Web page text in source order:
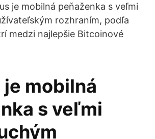
je mobilná peňaženka s veľmi
rozhraním, podľa
medzi najlepšie Bitcoinové
je mobilná
s veľmi